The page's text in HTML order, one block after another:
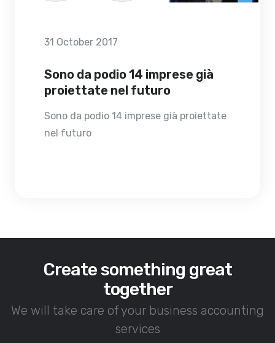
31 October 2017
Sono da podio 14 imprese già
proiettate nel futuro
Sono da podio 14 imprese già proiettate
nel futuro
Create something great
together
We will take care of your business accounting
services